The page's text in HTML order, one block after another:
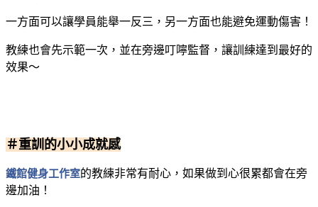
一方面可以讓學員能舉一反三，另一方面也能避免運動傷害！
教練也會先示範一次，並在旁邊叮嚀監督，讓訓練達到最好的
效果～
＃重訓的小小成就感
鐵館健身工作室的教練非常有耐心，如果做到心很累都會在旁
邊加油！